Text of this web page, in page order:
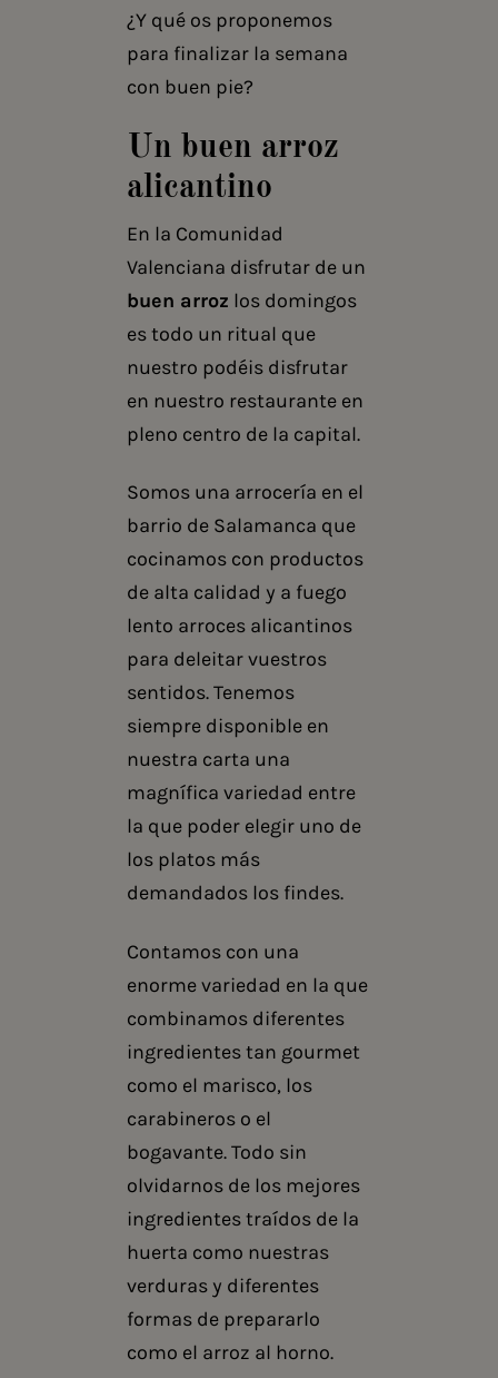
¿Y qué os proponemos
para finalizar la semana
con buen pie?
Un buen arroz
alicantino
En la Comunidad
Valenciana disfrutar de un
buen arroz los domingos
es todo un ritual que
nuestro podéis disfrutar
en nuestro restaurante en
pleno centro de la capital.
Somos una arrocería en el
barrio de Salamanca que
cocinamos con productos
de alta calidad y a fuego
lento arroces alicantinos
para deleitar vuestros
sentidos. Tenemos
siempre disponible en
nuestra carta una
magnífica variedad entre
la que poder elegir uno de
los platos más
demandados los findes.
Contamos con una
enorme variedad en la que
combinamos diferentes
ingredientes tan gourmet
como el marisco, los
carabineros o el
bogavante. Todo sin
olvidarnos de los mejores
ingredientes traídos de la
huerta como nuestras
verduras y diferentes
formas de prepararlo
como el arroz al horno.